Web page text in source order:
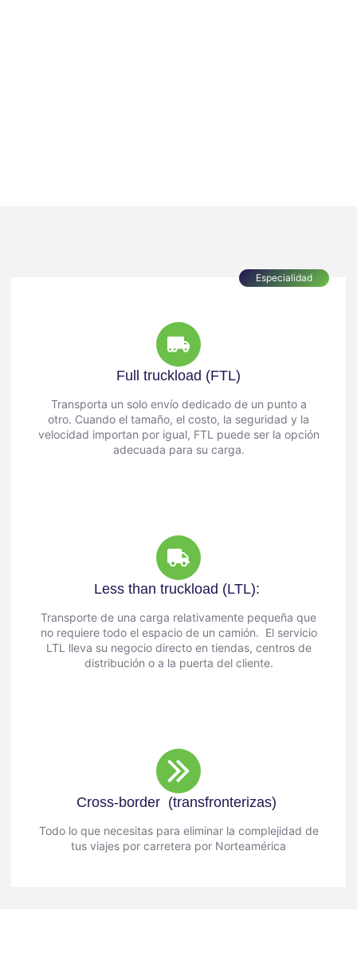
Especialidad
Full truckload (FTL)
Transporta un solo envío dedicado de un punto a
otro. Cuando el tamaño, el costo, la seguridad y la
velocidad importan por igual, FTL puede ser la opción
adecuada para su carga.
Less than truckload (LTL):
Transporte de una carga relativamente pequeña que
no requiere todo el espacio de un camión. El servicio
LTL lleva su negocio directo en tiendas, centros de
distribución o a la puerta del cliente.
Cross-border (transfronterizas)
Todo lo que necesitas para eliminar la complejidad de
tus viajes por carretera por Norteamérica